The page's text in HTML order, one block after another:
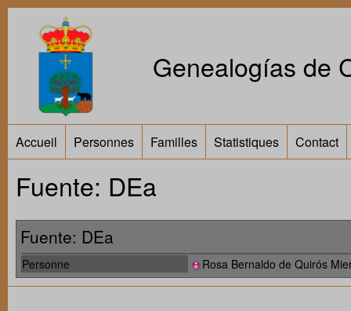
Genealogías de
Accueil Personnes Familles Statistiques Contact
Fuente: DEa
Fuente: DEa
Personne Rosa Bernaldo de Quirós